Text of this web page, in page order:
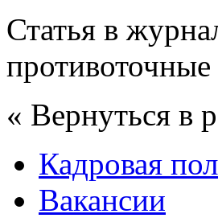
Статья в
« Вернуться в
Кадровая
Вакансии